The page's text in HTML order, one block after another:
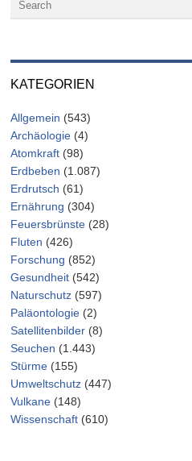
KATEGORIEN
Allgemein (543)
Archäologie (4)
Atomkraft (98)
Erdbeben (1.087)
Erdrutsch (61)
Ernährung (304)
Feuersbrünste (28)
Fluten (426)
Forschung (852)
Gesundheit (542)
Naturschutz (597)
Paläontologie (2)
Satellitenbilder (8)
Seuchen (1.443)
Stürme (155)
Umweltschutz (447)
Vulkane (148)
Wissenschaft (610)